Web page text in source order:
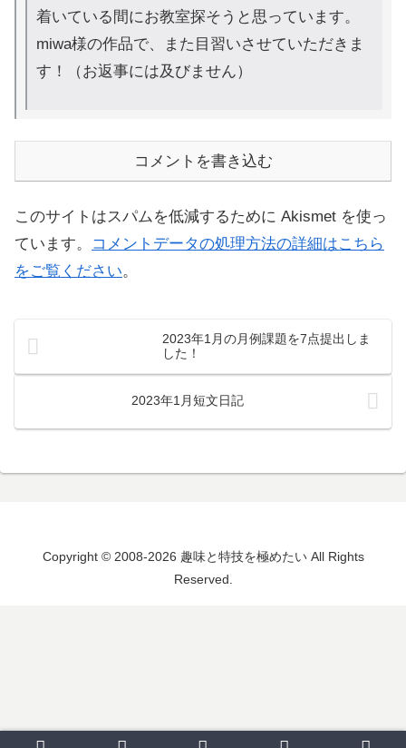
着いている間にお教室探そうと思っています。
miwa様の作品で、また目習いさせていただきま
す！（お返事には及びません）
コメントを書き込む
このサイトはスパムを低減するために Akismet を使っ
ています。
コメントデータの処理方法の詳細はこちら
をご覧ください。
2023年1月の月例課題を7点提出しま
した！
2023年1月短文日記
Copyright © 2008-2026 趣味と特技を極めたい All Rights
Reserved.